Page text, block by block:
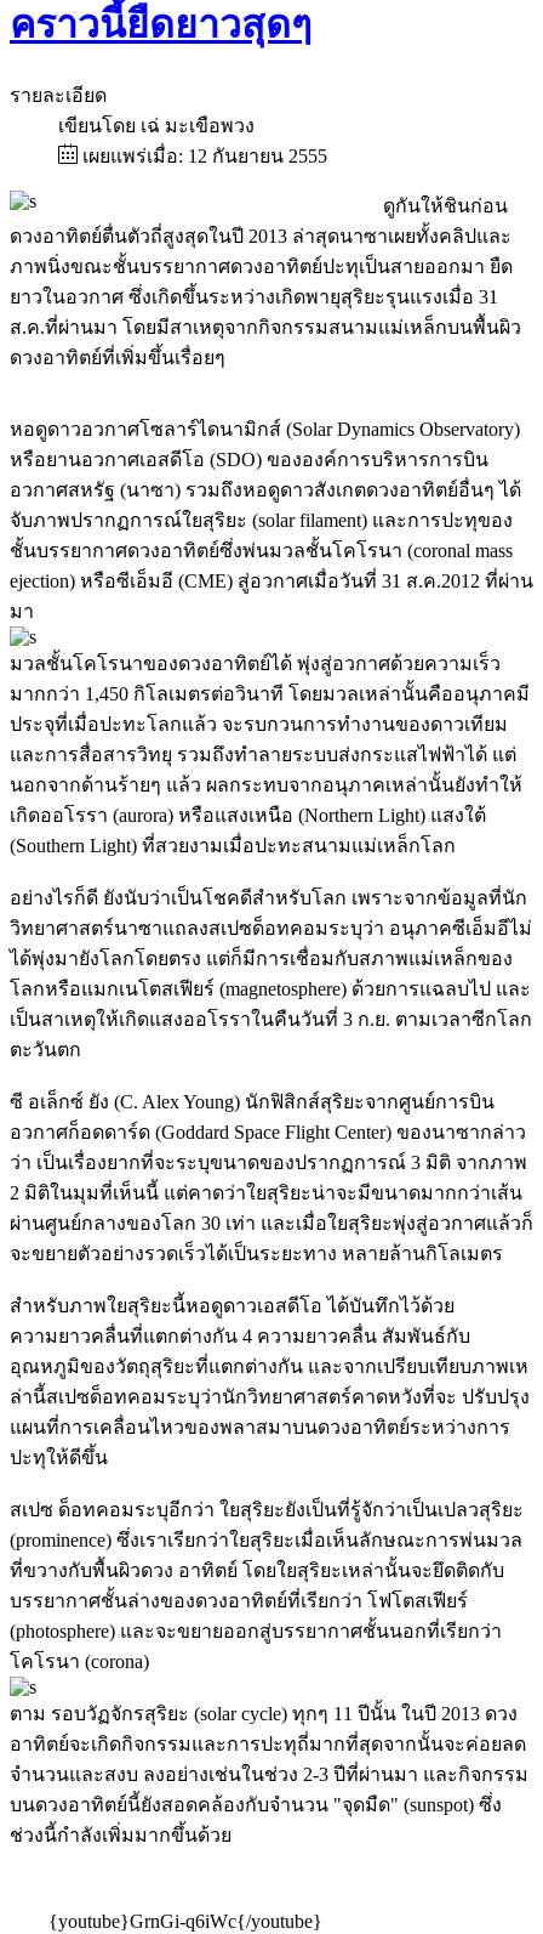
คราวนี้ยืดยาวสุดๆ
รายละเอียด
เขียนโดย เฉ่ มะเขือพวง
เผยแพร่เมื่อ: 12 กันยายน 2555
ดูกันให้ชินก่อน
ดวงอาทิตย์ตื่นตัวถี่สูงสุดในปี 2013 ล่าสุดนาซาเผยทั้งคลิปและ
ภาพนิ่งขณะชั้นบรรยากาศดวงอาทิตย์ปะทุเป็นสายออกมา ยืด
ยาวในอวกาศ ซึ่งเกิดขึ้นระหว่างเกิดพายุสุริยะรุนแรงเมื่อ 31
ส.ค.ที่ผ่านมา โดยมีสาเหตุจากกิจกรรมสนามแม่เหล็กบนพื้นผิว
ดวงอาทิตย์ที่เพิ่มขึ้นเรื่อยๆ
หอดูดาวอวกาศโซลาร์ไดนามิกส์ (Solar Dynamics Observatory)
หรือยานอวกาศเอสดีโอ (SDO) ขององค์การบริหารการบิน
อวกาศสหรัฐ (นาซา) รวมถึงหอดูดาวสังเกตดวงอาทิตย์อื่นๆ ได้
จับภาพปรากฏการณ์ใยสุริยะ (solar filament) และการปะทุของ
ชั้นบรรยากาศดวงอาทิตย์ซึ่งพ่นมวลชั้นโคโรนา (coronal mass
ejection) หรือซีเอ็มอี (CME) สู่อวกาศเมื่อวันที่ 31 ส.ค.2012 ที่ผ่าน
มา
มวลชั้นโคโรนาของดวงอาทิตย์ได้ พุ่งสู่อวกาศด้วยความเร็ว
มากกว่า 1,450 กิโลเมตรต่อวินาที โดยมวลเหล่านั้นคืออนุภาคมี
ประจุที่เมื่อปะทะโลกแล้ว จะรบกวนการทำงานของดาวเทียม
และการสื่อสารวิทยุ รวมถึงทำลายระบบส่งกระแสไฟฟ้าได้ แต่
นอกจากด้านร้ายๆ แล้ว ผลกระทบจากอนุภาคเหล่านั้นยังทำให้
เกิดออโรรา (aurora) หรือแสงเหนือ (Northern Light) แสงใต้
(Southern Light) ที่สวยงามเมื่อปะทะสนามแม่เหล็กโลก
อย่างไรก็ดี ยังนับว่าเป็นโชคดีสำหรับโลก เพราะจากข้อมูลที่นัก
วิทยาศาสตร์นาซาแถลงสเปซด็อทคอมระบุว่า อนุภาคซีเอ็มอีไม่
ได้พุ่งมายังโลกโดยตรง แต่ก็มีการเชื่อมกับสภาพแม่เหล็กของ
โลกหรือแมกเนโตสเฟียร์ (magnetosphere) ด้วยการแฉลบไป และ
เป็นสาเหตุให้เกิดแสงออโรราในคืนวันที่ 3 ก.ย. ตามเวลาซีกโลก
ตะวันตก
ซี อเล็กซ์ ยัง (C. Alex Young) นักฟิสิกส์สุริยะจากศูนย์การบิน
อวกาศก็อดดาร์ด (Goddard Space Flight Center) ของนาซากล่าว
ว่า เป็นเรื่องยากที่จะระบุขนาดของปรากฏการณ์ 3 มิติ จากภาพ
2 มิติในมุมที่เห็นนี้ แต่คาดว่าใยสุริยะน่าจะมีขนาดมากกว่าเส้น
ผ่านศูนย์กลางของโลก 30 เท่า และเมื่อใยสุริยะพุ่งสู่อวกาศแล้วก็
จะขยายตัวอย่างรวดเร็วได้เป็นระยะทาง หลายล้านกิโลเมตร
สำหรับภาพใยสุริยะนี้หอดูดาวเอสดีโอ ได้บันทึกไว้ด้วย
ความยาวคลื่นที่แตกต่างกัน 4 ความยาวคลื่น สัมพันธ์กับ
อุณหภูมิของวัตถุสุริยะที่แตกต่างกัน และจากเปรียบเทียบภาพเห
ล่านี้สเปซด็อทคอมระบุว่านักวิทยาศาสตร์คาดหวังที่จะ ปรับปรุง
แผนที่การเคลื่อนไหวของพลาสมาบนดวงอาทิตย์ระหว่างการ
ปะทุให้ดีขึ้น
สเปซ ด็อทคอมระบุอีกว่า ใยสุริยะยังเป็นที่รู้จักว่าเป็นเปลวสุริยะ
(prominence) ซึ่งเราเรียกว่าใยสุริยะเมื่อเห็นลักษณะการพ่นมวล
ที่ขวางกับพื้นผิวดวง อาทิตย์ โดยใยสุริยะเหล่านั้นจะยึดติดกับ
บรรยากาศชั้นล่างของดวงอาทิตย์ที่เรียกว่า โฟโตสเฟียร์
(photosphere) และจะขยายออกสู่บรรยากาศชั้นนอกที่เรียกว่า
โคโรนา (corona)
ตาม รอบวัฏจักรสุริยะ (solar cycle) ทุกๆ 11 ปีนั้น ในปี 2013 ดวง
อาทิตย์จะเกิดกิจกรรมและการปะทุถี่มากที่สุดจากนั้นจะค่อยลด
จำนวนและสงบ ลงอย่างเช่นในช่วง 2-3 ปีที่ผ่านมา และกิจกรรม
บนดวงอาทิตย์นี้ยังสอดคล้องกับจำนวน "จุดมืด" (sunspot) ซึ่ง
ช่วงนี้กำลังเพิ่มมากขึ้นด้วย
{youtube}GrnGi-q6iWc{/youtube}